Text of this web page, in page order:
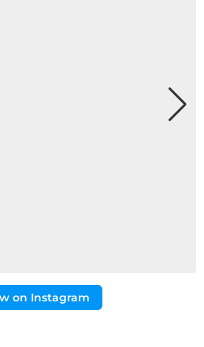
on Instagram